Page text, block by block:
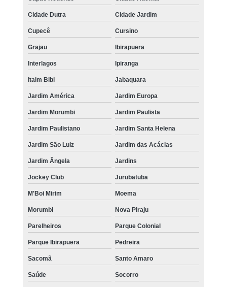
Cidade Dutra Cidade Jardim
Cupecê Cursino
Grajau Ibirapuera
Interlagos Ipiranga
Itaim Bibi Jabaquara
Jardim América Jardim Europa
Jardim Morumbi Jardim Paulista
Jardim Paulistano Jardim Santa Helena
Jardim São Luiz Jardim das Acácias
Jardim Ângela Jardins
Jockey Club Jurubatuba
M'Boi Mirim Moema
Morumbi Nova Piraju
Parelheiros Parque Colonial
Parque Ibirapuera Pedreira
Sacomã Santo Amaro
Saúde Socorro